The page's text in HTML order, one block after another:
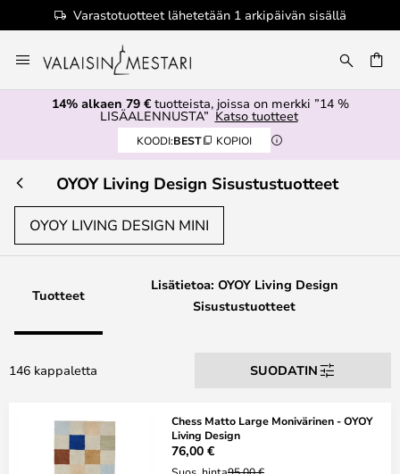
Valtuutettu jälleenmyyjä
to
Content
14% alkaen 79 €tuotteista, joissa on merkki ”14 %
LISÄALENNUSTA” Katso tuotteet
KOODI:BEST KOPIOI
OYOY Living Design Sisustustuotteet
OYOY LIVING DESIGN MINI
Tuotteet
Lisätietoa: OYOY Living Design
Sisustustuotteet
146 kappaletta SUODATIN
Chess Matto Large Monivärinen - OYOY
Living Design
76,00 €